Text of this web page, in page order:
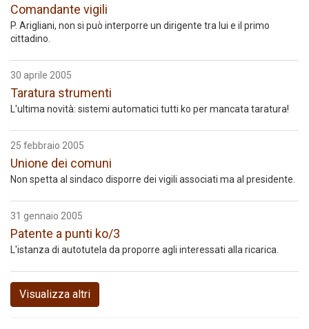
Comandante vigili
P. Arigliani, non si può interporre un dirigente tra lui e il primo
cittadino.
30 aprile 2005
Taratura strumenti
L'ultima novità: sistemi automatici tutti ko per mancata taratura!
25 febbraio 2005
Unione dei comuni
Non spetta al sindaco disporre dei vigili associati ma al presidente.
31 gennaio 2005
Patente a punti ko/3
L'istanza di autotutela da proporre agli interessati alla ricarica.
Visualizza altri